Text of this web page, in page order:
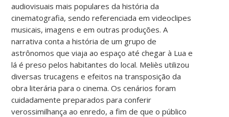
audiovisuais mais populares da história da
cinematografia, sendo referenciada em videoclipes
musicais, imagens e em outras produções. A
narrativa conta a história de um grupo de
astrônomos que viaja ao espaço até chegar à Lua e
lá é preso pelos habitantes do local. Meliès utilizou
diversas trucagens e efeitos na transposição da
obra literária para o cinema. Os cenários foram
cuidadamente preparados para conferir
verossimilhança ao enredo, a fim de que o público